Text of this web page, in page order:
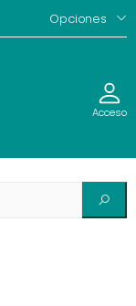
Opciones
Acceso